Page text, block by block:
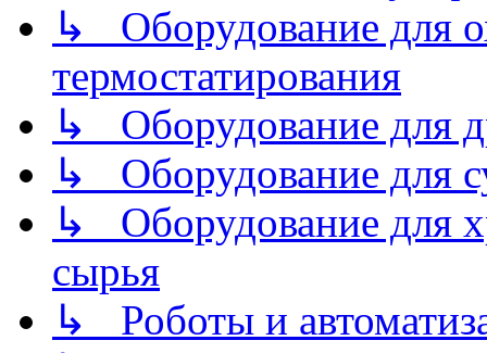
↳ Оборудование для
термостатирования
↳ Оборудование для
↳ Оборудование для
↳ Оборудование для
сырья
↳ Роботы и